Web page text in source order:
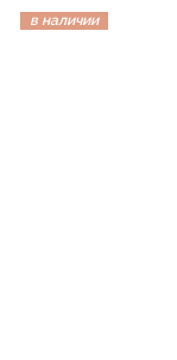
в наличии